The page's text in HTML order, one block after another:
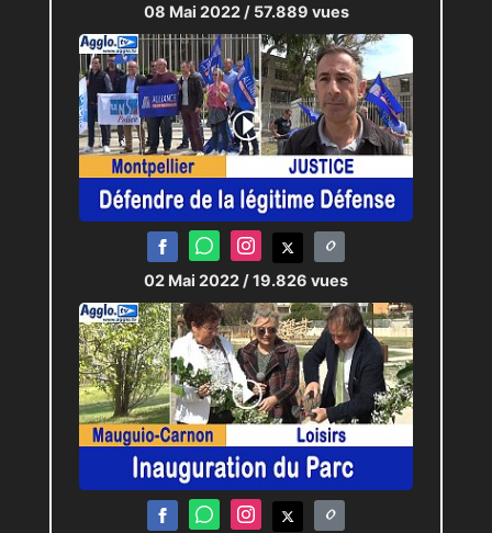
08 Mai 2022 / 57.889 vues
02 Mai 2022 / 19.826 vues